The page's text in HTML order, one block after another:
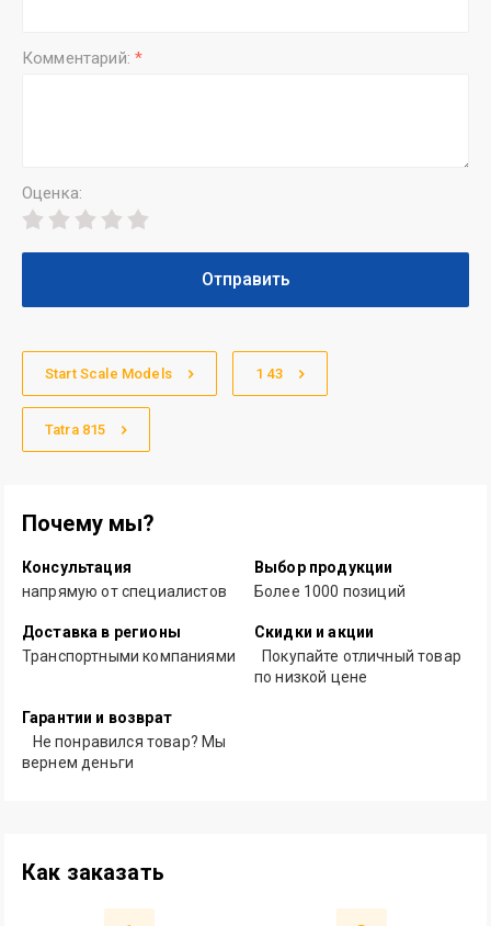
Комментарий:*
Оценка:
Отправить
Start Scale Models 1 43
Tatra 815
Почему мы?
Консультация
напрямую от специалистов
Выбор продукции
Более 1000 позиций
Доставка в регионы
Транспортными компаниями
Скидки и акции
Покупайте отличный товар
по низкой цене
Гарантии и возврат
Не понравился товар? Мы
вернем деньги
Как заказать